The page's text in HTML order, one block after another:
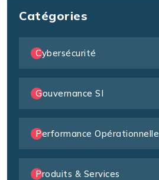
Catégories
Cybersécurité
Gouvernance SI
Performance Opérationnelle
Produits & Services